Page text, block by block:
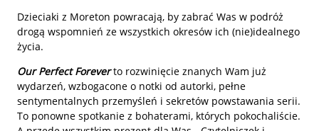
Dzieciaki z Moreton powracają, by zabrać Was w podróż
drogą wspomnień ze wszystkich okresów ich (nie)idealnego
życia.
Our Perfect Foreverto rozwinięcie znanych Wam już
wydarzeń, wzbogacone o notki od autorki, pełne
sentymentalnych przemyśleń i sekretów powstawania serii.
To ponowne spotkanie z bohaterami, których pokochaliście.